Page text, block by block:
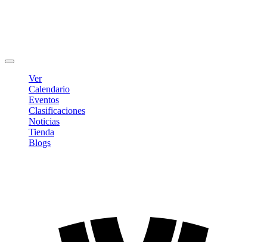
Ver
Calendario
Eventos
Clasificaciones
Noticias
Tienda
Blogs